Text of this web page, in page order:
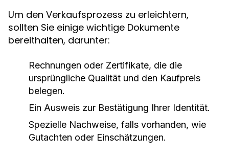
Um den Verkaufsprozess zu erleichtern,
sollten Sie einige wichtige Dokumente
bereithalten, darunter:
Rechnungen oder Zertifikate, die die
ursprüngliche Qualität und den Kaufpreis
belegen.
Ein Ausweis zur Bestätigung Ihrer Identität.
Spezielle Nachweise, falls vorhanden, wie
Gutachten oder Einschätzungen.